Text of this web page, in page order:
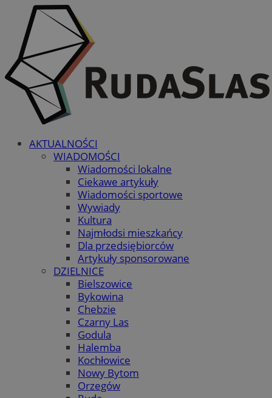
AKTUALNOŚCI
WIADOMOŚCI
Wiadomości lokalne
Ciekawe artykuły
Wiadomości sportowe
Wywiady
Kultura
Najmłodsi mieszkańcy
Dla przedsiębiorców
Artykuły sponsorowane
DZIELNICE
Bielszowice
Bykowina
Chebzie
Czarny Las
Godula
Halemba
Kochłowice
Nowy Bytom
Orzegów